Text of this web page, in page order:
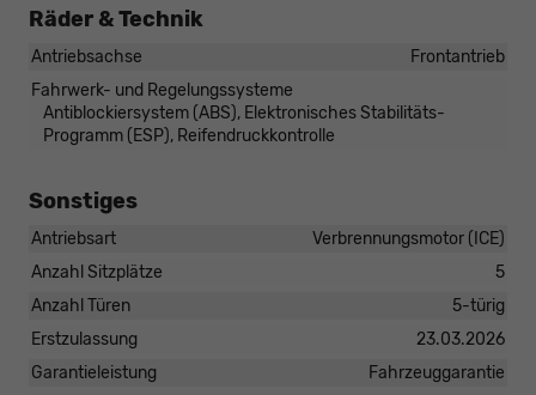
Räder & Technik
Antriebsachse
Frontantrieb
Fahrwerk- und Regelungssysteme
Antiblockiersystem (ABS), Elektronisches Stabilitäts-
Programm (ESP), Reifendruckkontrolle
Sonstiges
Antriebsart
Verbrennungsmotor (ICE)
Anzahl Sitzplätze
5
Anzahl Türen
5-türig
Erstzulassung
23.03.2026
Garantieleistung
Fahrzeuggarantie